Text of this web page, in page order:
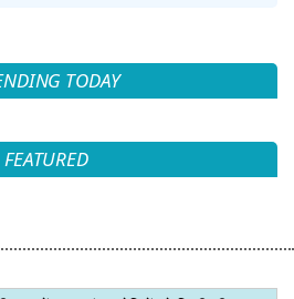
अदालत से मांग की है कि समाज में एक कड़ा
में गठित नई एसआईटी (SIT) जांच और
करते हुए कहा कि इस महा-चोरी के पीछे
किया जाना चाहिए।